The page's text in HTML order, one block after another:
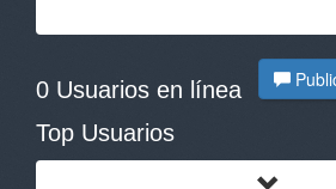
0 Usuarios en línea
Top Usuarios